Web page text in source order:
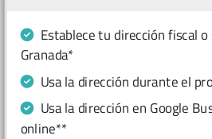
Establece tu dirección fiscal
Granada*
Usa la dirección durante el
Usa la dirección en Google
online**